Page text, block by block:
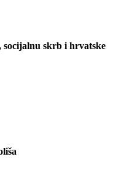
skrb i hrvatske